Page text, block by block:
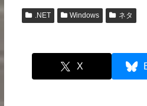
.NET Windows ネタ
X